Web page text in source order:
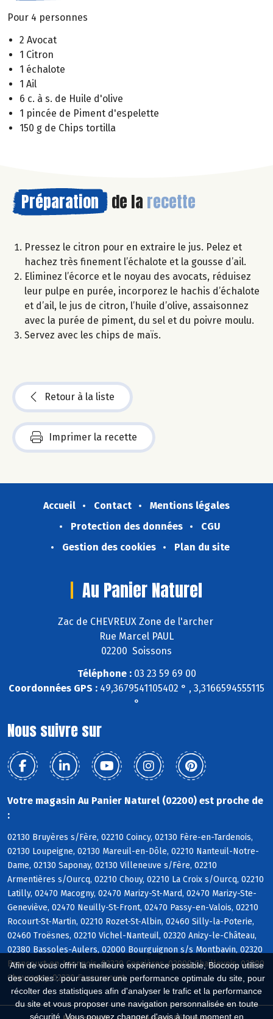
Afin de vous offrir la meilleure expérience possible, Biocoop utilise
des cookies : pour assurer une performance optimale du site, pour
récolter des statistiques afin d'analyser le trafic et la performance
du site et vous proposer une navigation personnalisée en toute
sécurité. Vous pouvez changer d'avis à tout moment en
Pour 4 personnes
2 Avocat
1 Citron
1 échalote
1 Ail
6 c. à s. de Huile d'olive
1 pincée de Piment d'espelette
150 g de Chips tortilla
Préparation de la recette
Pressez le citron pour en extraire le jus. Pelez et
hachez très finement l’échalote et la gousse d’ail.
Eliminez l’écorce et le noyau des avocats, réduisez
leur pulpe en purée, incorporez le hachis d’échalote
et d’ail, le jus de citron, l’huile d’olive, assaisonnez
avec la purée de piment, du sel et du poivre moulu.
Servez avec les chips de maïs.
Retour à la liste
Imprimer la recette
Accueil Contact
Mentions légales
Protection des données
CGU
Gestion des cookies
Plan du site
Au Panier Naturel
Zac de CHEVREUX Zone de l'archer
Rue Marcel PAUL
02200 Soissons
Téléphone :03 23 59 69 00
Coordonnées GPS : 49,3679541105402 ° , 3,3166594555115
°
Nous suivre sur
Votre magasin Au Panier Naturel (02200) est proche de
:
02130 Bruyères s/Fère, 02210 Coincy, 02130 Fère-en-Tardenois,
02130 Loupeigne, 02130 Mareuil-en-Dôle, 02210 Nanteuil-Notre-
Dame, 02130 Saponay, 02130 Villeneuve s/Fère, 02210
Armentières s/Ourcq, 02210 Chouy, 02210 La Croix s/Ourcq, 02210
Latilly, 02470 Macogny, 02470 Marizy-St-Mard, 02470 Marizy-Ste-
Geneviève, 02470 Neuilly-St-Front, 02470 Passy-en-Valois, 02210
Rocourt-St-Martin, 02210 Rozet-St-Albin, 02460 Silly-la-Poterie,
02460 Troësnes, 02210 Vichel-Nanteuil, 02320 Anizy-le-Château,
02380 Bassoles-Aulers, 02000 Bourguignon s/s Montbavin, 02320
Brancourt-en-Laonnois, 02320 Cessières, 02000 Chaillevois, 02000
Chevregny, 02320 Faucoucourt